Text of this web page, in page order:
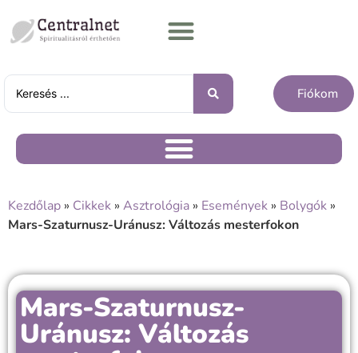
Fiókom
Kezdőlap » Cikkek » Asztrológia » Események » Bolygók »
Mars-Szaturnusz-Uránusz: Változás mesterfokon
Mars-Szaturnusz-
Uránusz: Változás